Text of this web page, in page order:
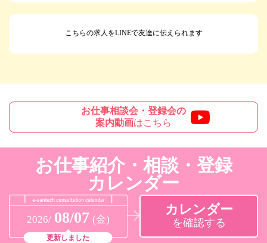
こちらの求人をLINEで友達に伝えられます
お仕事相談会・登録会の
案内動画はこちら
お仕事紹介・相談・登録
カレンダー
2026/ 08/07 (金)
更新しました
カレンダー
を確認する